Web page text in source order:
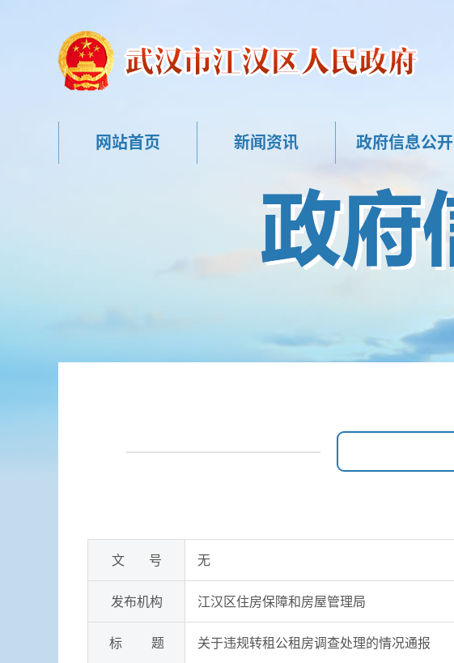
网站首页 新闻资讯 政府信息公开
文 号 无
发布机构 江汉区住房保障和房屋管理局
标 题 关于违规转租公租房调查处理的情况通报